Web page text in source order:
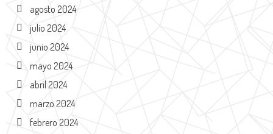
agosto 2024
julio 2024
junio 2024
mayo 2024
abril 2024
marzo 2024
febrero 2024